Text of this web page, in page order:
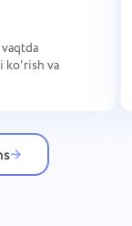
ko'rish va